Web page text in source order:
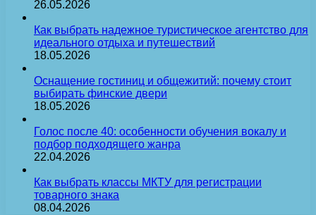
26.05.2026
Как выбрать надежное туристическое агентство для
идеального отдыха и путешествий
18.05.2026
Оснащение гостиниц и общежитий: почему стоит
выбирать финские двери
18.05.2026
Голос после 40: особенности обучения вокалу и
подбор подходящего жанра
22.04.2026
Как выбрать классы МКТУ для регистрации
товарного знака
08.04.2026